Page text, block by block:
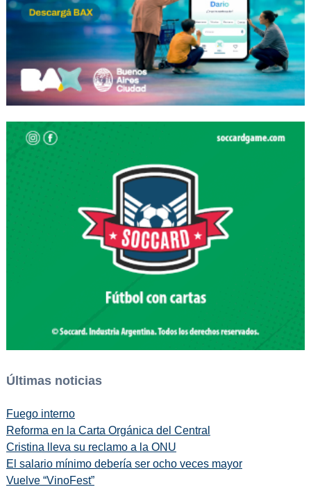
Últimas noticias
Fuego interno
Reforma en la Carta Orgánica del Central
Cristina lleva su reclamo a la ONU
El salario mínimo debería ser ocho veces mayor
Vuelve “VinoFest”